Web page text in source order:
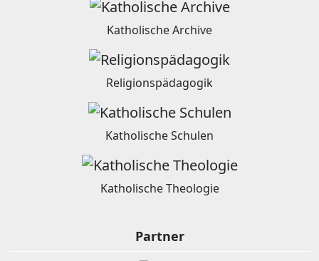
Katholische Archive
Religionspädagogik
Katholische Schulen
Katholische Theologie
Partner